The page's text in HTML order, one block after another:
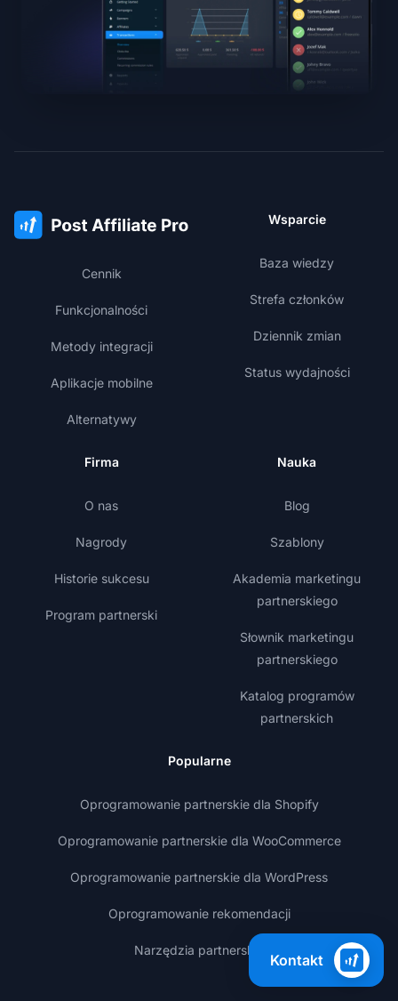
Cennik
Funkcjonalności
Metody integracji
Aplikacje mobilne
Alternatywy
Wsparcie
Baza wiedzy
Strefa członków
Dziennik zmian
Status wydajności
Firma
O nas
Nagrody
Historie sukcesu
Program partnerski
Nauka
Blog
Szablony
Akademia marketingu
partnerskiego
Słownik marketingu
partnerskiego
Katalog programów
partnerskich
Popularne
Oprogramowanie partnerskie dla Shopify
Oprogramowanie partnerskie dla WooCommerce
Oprogramowanie partnerskie dla WordPress
Oprogramowanie rekomendacji
Narzędzia partnerskie
Kontakt